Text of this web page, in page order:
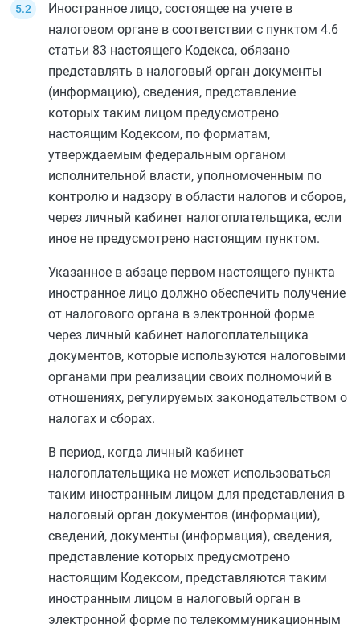
Иностранное лицо, состоящее на учете в
налоговом органе в соответствии с пунктом 4.6
статьи 83 настоящего Кодекса, обязано
представлять в налоговый орган документы
(информацию), сведения, представление
которых таким лицом предусмотрено
настоящим Кодексом, по форматам,
утверждаемым федеральным органом
исполнительной власти, уполномоченным по
контролю и надзору в области налогов и сборов,
через личный кабинет налогоплательщика, если
иное не предусмотрено настоящим пунктом.
Указанное в абзаце первом настоящего пункта
иностранное лицо должно обеспечить получение
от налогового органа в электронной форме
через личный кабинет налогоплательщика
документов, которые используются налоговыми
органами при реализации своих полномочий в
отношениях, регулируемых законодательством о
налогах и сборах.
В период, когда личный кабинет
налогоплательщика не может использоваться
таким иностранным лицом для представления в
налоговый орган документов (информации),
сведений, документы (информация), сведения,
представление которых предусмотрено
настоящим Кодексом, представляются таким
иностранным лицом в налоговый орган в
электронной форме по телекоммуникационным